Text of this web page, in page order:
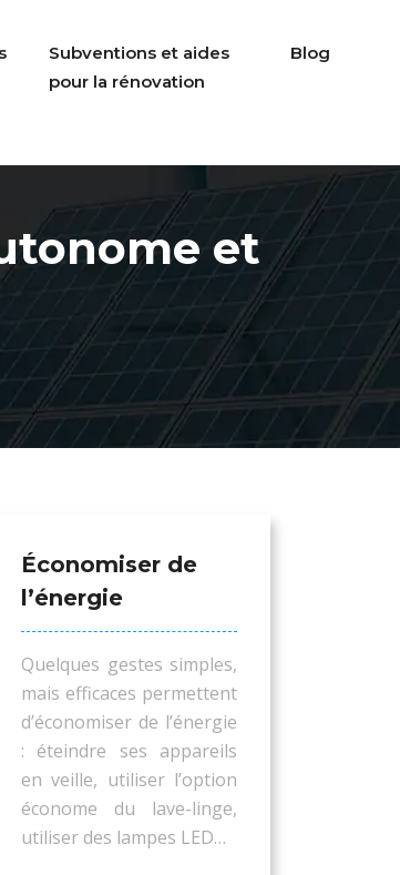
Subventions et aides
pour la rénovation
Blog
et
Économiser de
l’énergie
Quelques gestes simples,
mais efficaces permettent
d’économiser de l’énergie
: éteindre ses appareils
en veille, utiliser l’option
économe du lave-linge,
utiliser des lampes LED…